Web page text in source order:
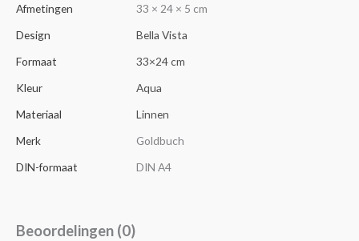
Afmetingen
33 × 24 × 5 cm
Design
Bella Vista
Formaat
33×24 cm
Kleur
Aqua
Materiaal
Linnen
Merk
Goldbuch
DIN-formaat
DIN A4
Beoordelingen (0)